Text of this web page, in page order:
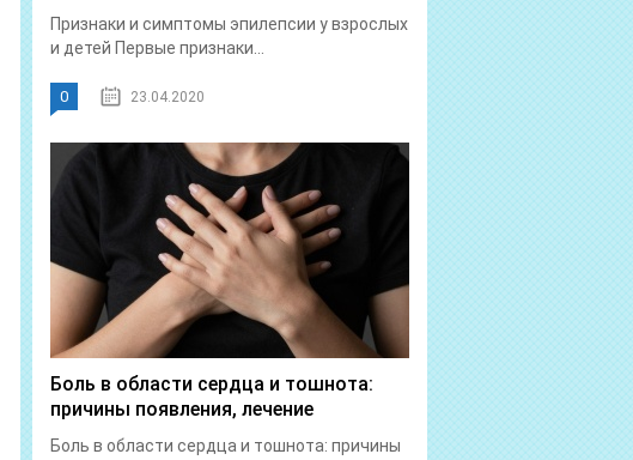
Признаки и симптомы эпилепсии у взрослых
и детей Первые признаки...
0 23.04.2020
Боль в области сердца и тошнота:
причины появления, лечение
Боль в области сердца и тошнота: причины